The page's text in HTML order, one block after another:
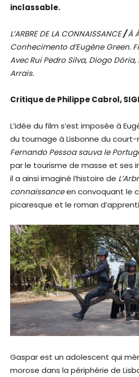
inclassable.
L’ARBRE DE LA CONNAISSANCE/À
Conhecimento d’Eugène Green.
AvecRui Pedro Silva, Diogo
Arrais.
Critique de Philippe Cabrol,
L’idée du film s’est imposée à
du tournage à Lisbonne du
Fernando Pessoa sauva le
par le tourisme de masse et ses
il a ainsi imaginé l’histoire de
connaissanceen convoquant le
picaresque et le roman
Gaspar est un adolescent qui
morose dans la périphérie de